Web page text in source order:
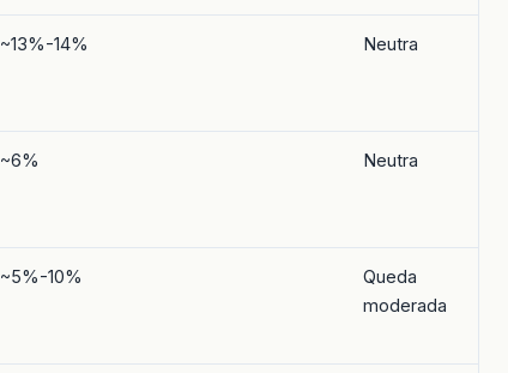
~13%-14% Neutra
~6% Neutra
~5%-10%
Queda
moderada